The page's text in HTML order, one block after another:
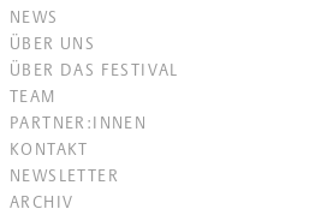
NEWS
ÜBER UNS
ÜBER DAS FESTIVAL
TEAM
PARTNER:INNEN
KONTAKT
NEWSLETTER
ARCHIV